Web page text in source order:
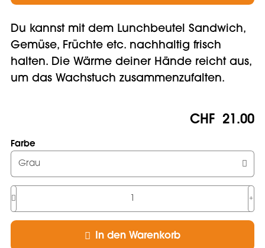
Du kannst mit dem Lunchbeutel Sandwich,
Gemüse, Früchte etc. nachhaltig frisch
halten. Die Wärme deiner Hände reicht aus,
um das Wachstuch zusammenzufalten.
CHF 21.00
Farbe
Grau
Artikel
In den Warenkorb